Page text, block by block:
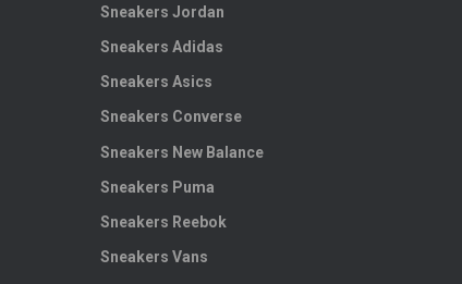
Sneakers Jordan
Sneakers Adidas
Sneakers Asics
Sneakers Converse
Sneakers New Balance
Sneakers Puma
Sneakers Reebok
Sneakers Vans